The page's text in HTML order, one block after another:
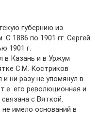
губернию из
1886 по 1901 гг. Сергей
1901 г.
в Казань и в Уржум
С.М. Костриков
ни разу не упомянул в
его революционная и
с Вяткой.
имело оснований в